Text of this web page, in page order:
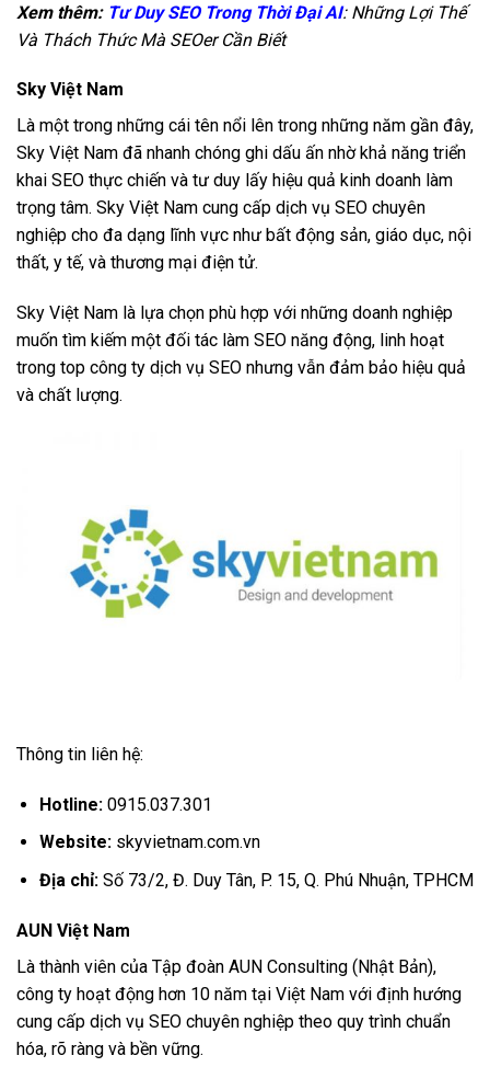
Xem thêm: Tư Duy SEO Trong Thời Đại AI: Những Lợi Thế
Và Thách Thức Mà SEOer Cần Biết
Sky Việt Nam
Là một trong những cái tên nổi lên trong những năm gần đây,
Sky Việt Nam đã nhanh chóng ghi dấu ấn nhờ khả năng triển
khai SEO thực chiến và tư duy lấy hiệu quả kinh doanh làm
trọng tâm. Sky Việt Nam cung cấp dịch vụ SEO chuyên
nghiệp cho đa dạng lĩnh vực như bất động sản, giáo dục, nội
thất, y tế, và thương mại điện tử.
Sky Việt Nam là lựa chọn phù hợp với những doanh nghiệp
muốn tìm kiếm một đối tác làm SEO năng động, linh hoạt
trong top công ty dịch vụ SEO nhưng vẫn đảm bảo hiệu quả
và chất lượng.
Thông tin liên hệ:
Hotline:0915.037.301
Website:skyvietnam.com.vn
Địa chỉ:Số 73/2, Đ. Duy Tân, P. 15, Q. Phú Nhuận, TPHCM
AUN Việt Nam
Là thành viên của Tập đoàn AUN Consulting (Nhật Bản),
công ty hoạt động hơn 10 năm tại Việt Nam với định hướng
cung cấp dịch vụ SEO chuyên nghiệp theo quy trình chuẩn
hóa, rõ ràng và bền vững.